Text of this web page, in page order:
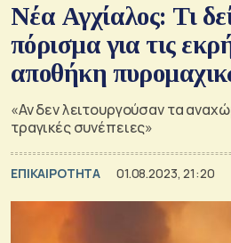
Νέα Αγχίαλος: Τι
πόρισμα για τις
αποθήκη
«Αν δεν λειτουργούσαν τα
τραγικές συνέπειες»
ΕΠΙΚΑΙΡΟΤΗΤΑ 01.08.2023, 21:20